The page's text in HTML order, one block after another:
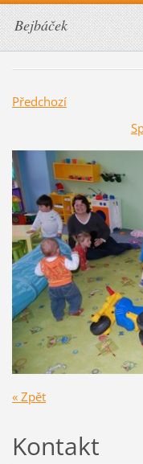
Bejbáček
Předchozí
« Zpět
Kontakt